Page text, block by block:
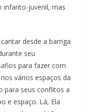
infanto-juvenil, mas
desde a barriga
seu
para fazer com
vários espaços da
para seus conflitos a
e espaço. Lá, Ela